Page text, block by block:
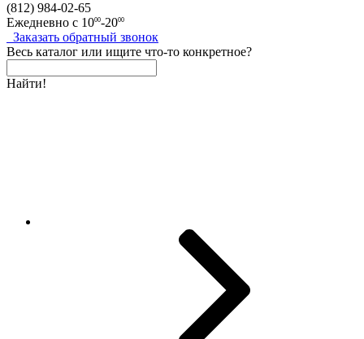
(812) 984-02-65
Ежедневно с 1000-2000
Заказать обратный звонок
Весь каталог или ищите что-то конкретное?
Найти!